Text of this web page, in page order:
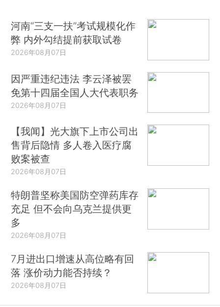
河南“三支一扶”考试规模化作
弊 内外勾结提前获取试卷
2026年08月07日
因严重违纪违法 李云泽被罢
免第十四届全国人大代表职务
2026年08月07日
【我闻】光大旗下上市公司出
售背后隐情 多人卷入医疗腐
败案被查
2026年08月07日
特朗普坚称美国防空弹药库存
充足 但不会向乌克兰提供更
多
2026年08月07日
7月进出口增速从高位略有回
落 涨价动力能否持续？
2026年08月07日